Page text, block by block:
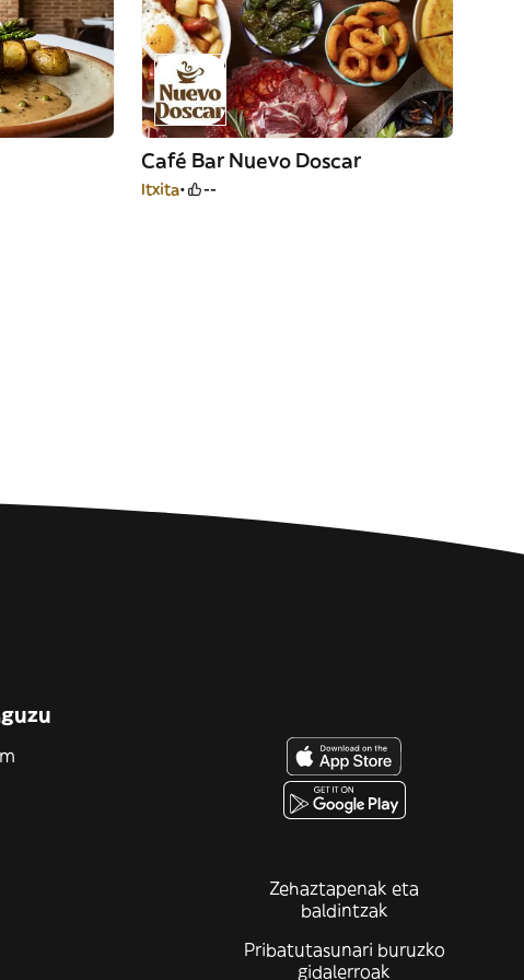
Café Bar Nuevo Doscar
Itxita --
Zehaztapenak eta
baldintzak
Pribatutasunari buruzko
gidalerroak